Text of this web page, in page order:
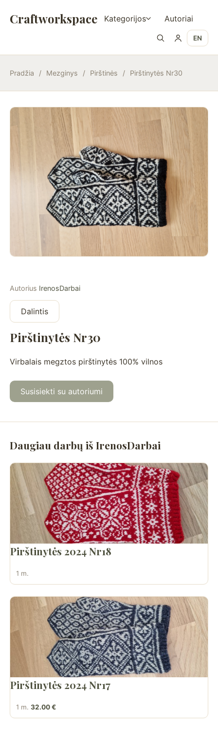
Craftworkspace Kategorijos Autoriai
EN
Pradžia / Mezginys / Pirštinės / Pirštinytės Nr30
Autorius IrenosDarbai
Dalintis
Pirštinytės Nr30
Virbalais megztos pirštinytės 100% vilnos
Susisiekti su autoriumi
Daugiau darbų iš IrenosDarbai
Pirštinytės 2024 Nr18
1 m.
Pirštinytės 2024 Nr17
1 m. 32.00 €